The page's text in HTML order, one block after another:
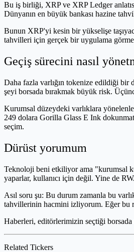
Bu iş birliği, XRP ve XRP Ledger
Dünyanın en büyük bankası hazine
Bunun XRP'yi kesin bir yükselişe
tahvilleri için gerçek bir uygulama
Geçiş sürecini nasıl
Daha fazla varlığın tokenize edildiği
şeyi borsada bırakmak büyük risk.
Kurumsal düzeydeki varlıklara
249 dolara Gorilla Glass E Ink
seçim.
Dürüst yorumum
Teknoloji beni etkiliyor ama "kurumsal
yaparlar, kullanıcı için değil. Yine de
Asıl soru şu: Bu durum zamanla bu
tahvillerinin hacmini izliyorum. Eğer bu
Haberleri, editörlerimizin seçtiği borsada
Related Tickers